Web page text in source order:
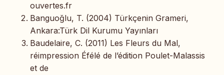
ouvertes.fr
Banguoğlu, T. (2004) Türkçenin Grameri,
Ankara:Türk Dil Kurumu Yayınları
Baudelaire, C. (2011) Les Fleurs du Mal,
réimpression Éfélé de l’édition Poulet-Malassis
et de